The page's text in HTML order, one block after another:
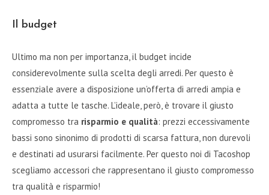
Il budget
Ultimo ma non per importanza, il budget incide
considerevolmente sulla scelta degli arredi. Per questo è
essenziale avere a disposizione un’offerta di arredi ampia e
adatta a tutte le tasche. L’ideale, però, è trovare il giusto
compromesso tra risparmio e qualità: prezzi eccessivamente
bassi sono sinonimo di prodotti di scarsa fattura, non durevoli
e destinati ad usurarsi facilmente. Per questo noi di Tacoshop
scegliamo accessori che rappresentano il giusto compromesso
tra qualità e risparmio!